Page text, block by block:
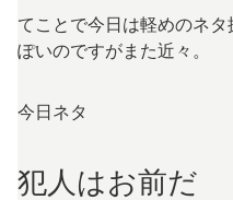
てことで今日は軽めのネ
ぽいのですがまた近々。
今日ネタ
犯人はお前だ